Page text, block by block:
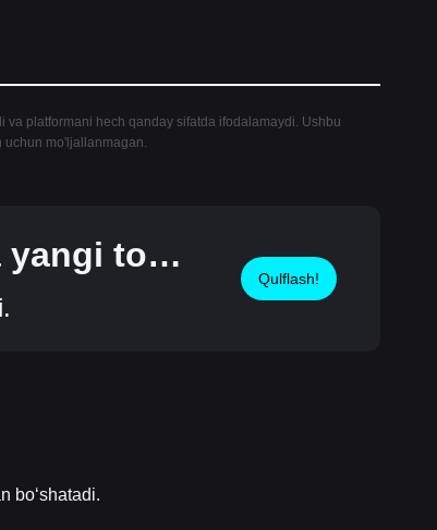
platformani hech qanday sifatda ifodalamaydi. Ushbu
uchun mo'ljallanmagan.
yangi tok
Qulflash!
bo‘shatadi.